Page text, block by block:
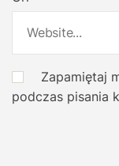
Zapamiętaj
podczas pisania